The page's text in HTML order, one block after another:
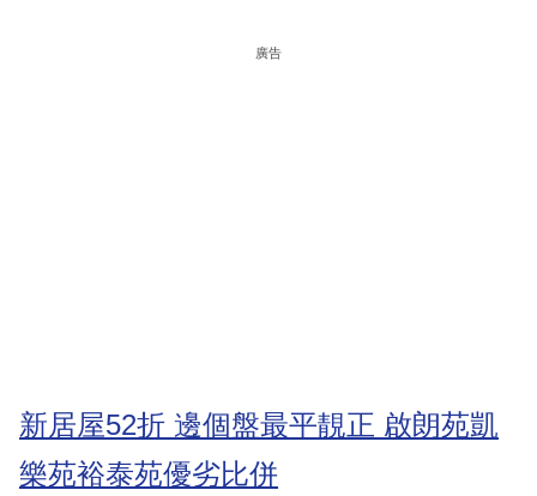
廣告
新居屋52折 邊個盤最平靚正 啟朗苑凱
樂苑裕泰苑優劣比併